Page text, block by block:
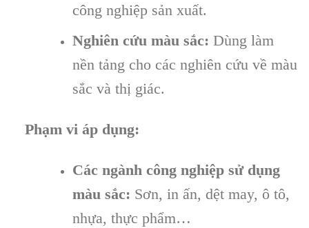
công nghiệp sản xuất.
Nghiên cứu màu sắc: Dùng làm
nền tảng cho các nghiên cứu về màu
sắc và thị giác.
Phạm vi áp dụng:
Các ngành công nghiệp sử dụng
màu sắc: Sơn, in ấn, dệt may, ô tô,
nhựa, thực phẩm…